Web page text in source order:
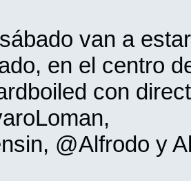
van a
en el centro
con
@Alfrodo y